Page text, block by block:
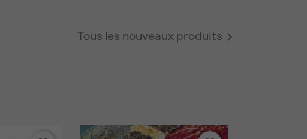
Tous les nouveaux produits 